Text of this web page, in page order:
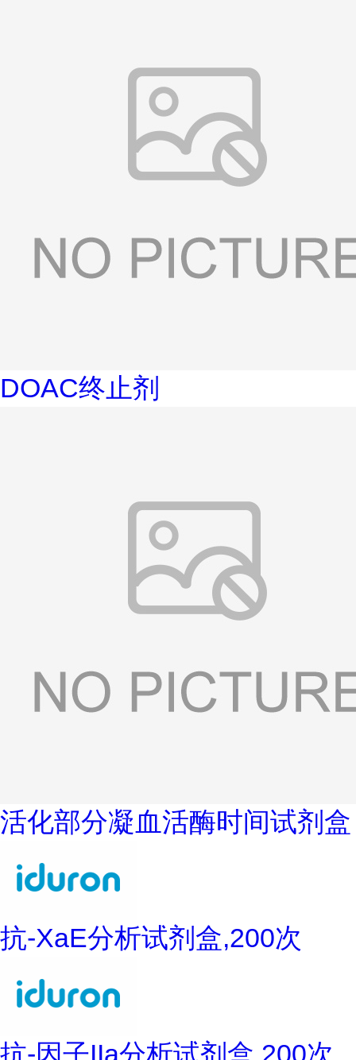
DOAC终止剂
活化部分凝血活酶时间试剂盒
抗-XaE分析试剂盒,200次
抗-因子IIa分析试剂盒,200次